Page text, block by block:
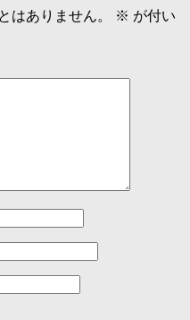
はありません。 ※ が付い